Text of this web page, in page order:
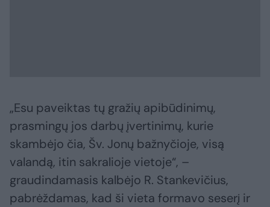
„Esu paveiktas tų gražių apibūdinimų,
prasmingų jos darbų įvertinimų, kurie
skambėjo čia, Šv. Jonų bažnyčioje, visą
valandą, itin sakralioje vietoje“, –
graudindamasis kalbėjo R. Stankevičius,
pabrėždamas, kad ši vieta formavo seserį ir